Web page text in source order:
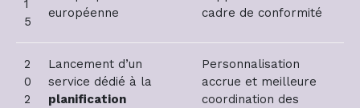
1
5
européenne
cadre de conformité
2
0
2
Lancement d’un
service dédié à la
planification
Personnalisation
accrue et meilleure
coordination des